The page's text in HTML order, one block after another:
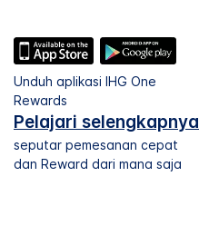
Unduh aplikasi IHG One
Rewards
Pelajari selengkapnya
seputar pemesanan cepat
dan Reward dari mana saja